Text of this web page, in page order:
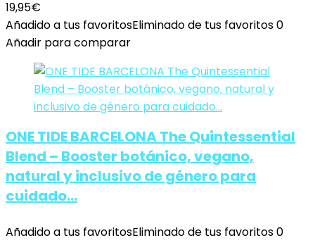
19,95€
Añadido a tus favoritosEliminado de tus favoritos0
Añadir para comparar
ONE TIDE BARCELONA The Quintessential
Blend – Booster botánico, vegano,
natural y inclusivo de género para
cuidado…
Añadido a tus favoritosEliminado de tus favoritos0